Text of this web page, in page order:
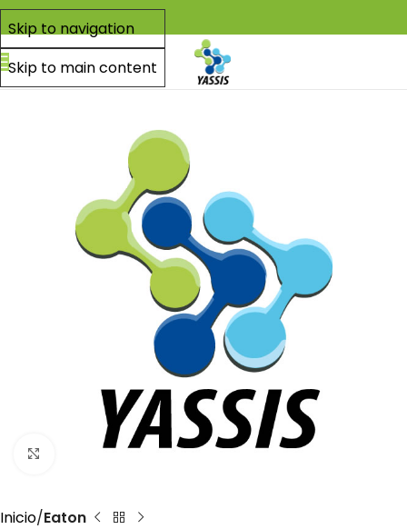
Skip to navigation
Skip to main content
Click to enlarge
Inicio Eaton